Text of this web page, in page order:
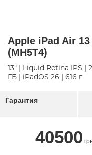
Apple iPad Air
(MH5T4)
13" | Liquid Retina IPS |
ГБ | iPadOS 26 | 616 г
Гарантия
40500